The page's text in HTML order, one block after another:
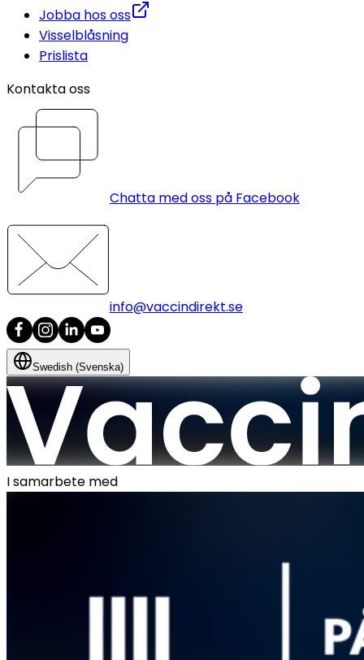
Jobba hos oss
Visselblåsning
Prislista
Kontakta oss
Chatta med oss på Facebook
info@vaccindirekt.se
Swedish (Svenska)
I samarbete med